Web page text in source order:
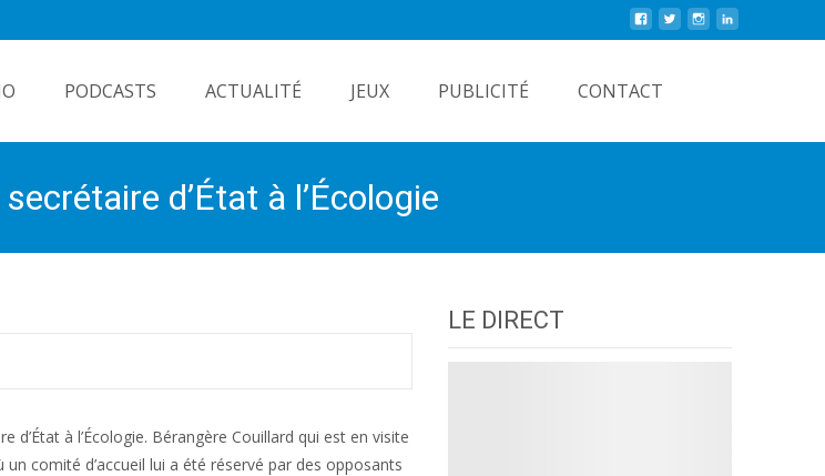
PODCASTS ACTUALITÉ JEUX PUBLICITÉ CONTACT
d’État à l’Écologie
à l’Écologie. Bérangère Couillard qui est en visite
comité d’accueil lui a été réservé par des opposants
LE DIRECT